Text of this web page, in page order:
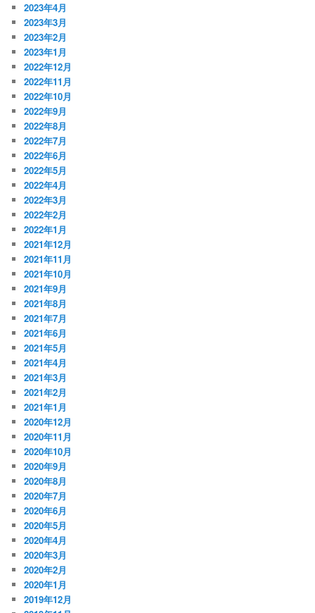
2023年4月
2023年3月
2023年2月
2023年1月
2022年12月
2022年11月
2022年10月
2022年9月
2022年8月
2022年7月
2022年6月
2022年5月
2022年4月
2022年3月
2022年2月
2022年1月
2021年12月
2021年11月
2021年10月
2021年9月
2021年8月
2021年7月
2021年6月
2021年5月
2021年4月
2021年3月
2021年2月
2021年1月
2020年12月
2020年11月
2020年10月
2020年9月
2020年8月
2020年7月
2020年6月
2020年5月
2020年4月
2020年3月
2020年2月
2020年1月
2019年12月